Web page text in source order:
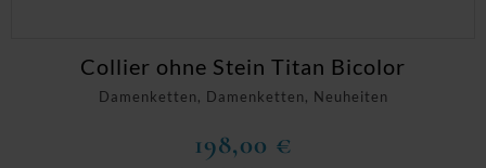
Damenketten, Damenketten, Neuheiten
Collier ohne Stein Titan Bicolor
198,00 €